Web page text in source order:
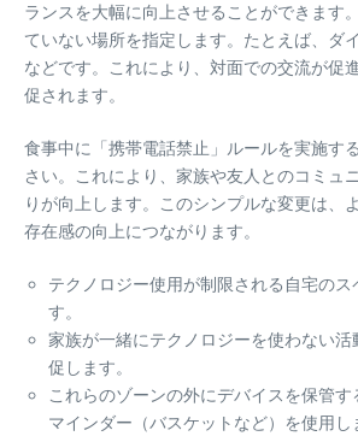
ランスを大幅に向上させることができます
ていない場所を指定します。たとえば、ダ
などです。これにより、対面での交流が促
促されます。
食事中に「携帯電話禁止」ルールを実施す
さい。これにより、家族や友人とのコミュ
りが向上します。このシンプルな変更は、
存在感の向上につながります。
テクノロジー使用が制限される自宅のス
す。
家族が一緒にテクノロジーを使わない活
促します。
これらのゾーンの外にデバイスを保管す
マインダー（バスケットなど）を使用し